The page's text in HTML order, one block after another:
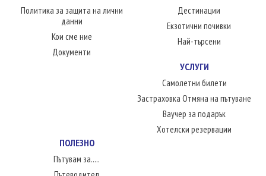
Политика за защита на лични
данни
Кои сме ние
Документи
Дестинации
Екзотични почивки
Най-търсени
УСЛУГИ
Самолетни билети
Застраховка Отмяна на пътуване
Ваучер за подарък
Хотелски резервации
ПОЛЕЗНО
Пътувам за.....